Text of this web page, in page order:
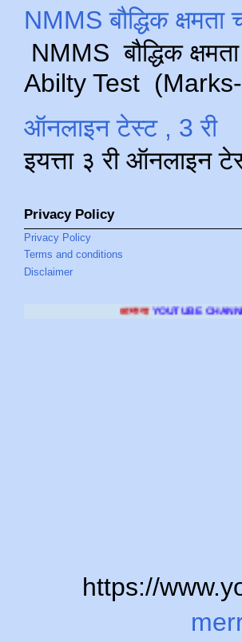
NMMS बौद्धिक
NMMS बौद्धिक
Abilty Test (Marks-
ऑनलाइन टेस्ट , 3 री
इयत्ता ३ री ऑनलाइन
Privacy Policy
Privacy Policy
Terms and conditions
Disclaimer
YOUTUBE CHANNELला भेट देण्यासाठी
https://